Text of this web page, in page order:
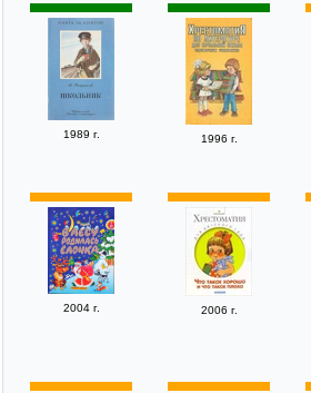
1989 г. 1996 г.
2004 г. 2006 г.